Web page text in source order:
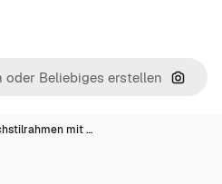
Nach
mit …